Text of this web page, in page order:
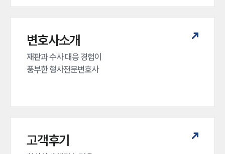
변호사소개
재판과 수사 대응 경험이
풍부한 형사전문변호사
고객후기